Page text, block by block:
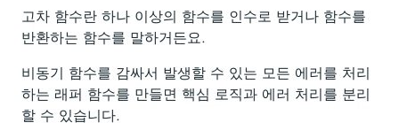
고차 함수란 하나 이상의 함수를 인수로 받거나 함수를
반환하는 함수를 말하거든요.
비동기 함수를 감싸서 발생할 수 있는 모든 에러를 처리
하는 래퍼 함수를 만들면 핵심 로직과 에러 처리를 분리
할 수 있습니다.